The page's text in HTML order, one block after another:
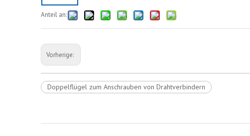
Anteil an:
Vorherige:
Doppelflügel zum Anschrauben von Drahtverbindern